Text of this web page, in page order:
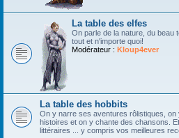
La table des elfes
On parle de la nature, du beau
tout et n'importe quoi!
Modérateur : Kloup4ever
La table des hobbits
On y narre ses aventures rôlistiques,
histoires et on y chante des chansons.
littéraires ... y compris vos meilleures